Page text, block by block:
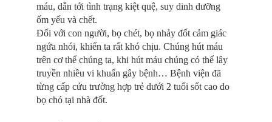
máu, dẫn tới tình trạng kiệt quệ, suy dinh dưỡng
ốm yếu và chết.
Đối với con người, bọ chét, bọ nhảy đốt cảm giác
ngứa nhói, khiến ta rất khó chịu. Chúng hút máu
trên cơ thể chúng ta, khi hút máu chúng có thể lây
truyền nhiều vi khuẩn gây bệnh… Bệnh viện đã
từng cấp cứu trường hợp trẻ dưới 2 tuổi sốt cao do
bọ chó tại nhà đốt.